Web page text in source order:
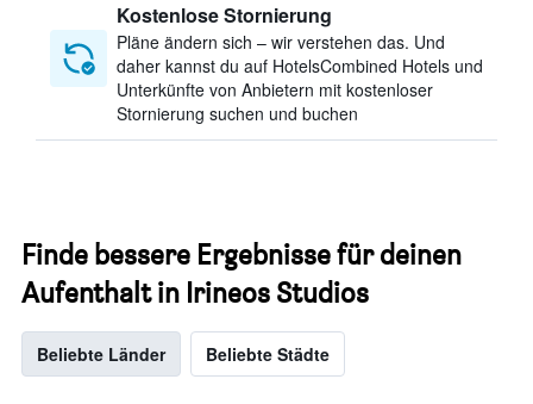
Kostenlose Stornierung
Pläne ändern sich – wir verstehen das. Und
daher kannst du auf HotelsCombined Hotels und
Unterkünfte von Anbietern mit kostenloser
Stornierung suchen und buchen
Finde bessere Ergebnisse für deinen
Aufenthalt in Irineos Studios
Beliebte Länder Beliebte Städte